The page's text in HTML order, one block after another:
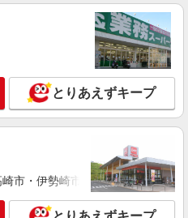
なデイサービスSTAFF募集≪週3
社≫
〜2125円 ＜日払い有/週払い有/交
リン代含む)＞
寄り駅：焼津
詳細を見る
とりあえずキープ
市・伊勢崎市・太田市・館林市